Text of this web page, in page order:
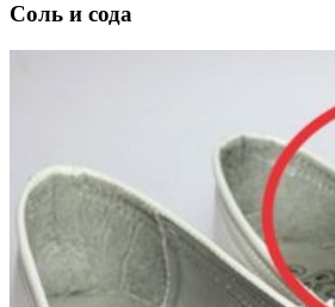
Соль и сода